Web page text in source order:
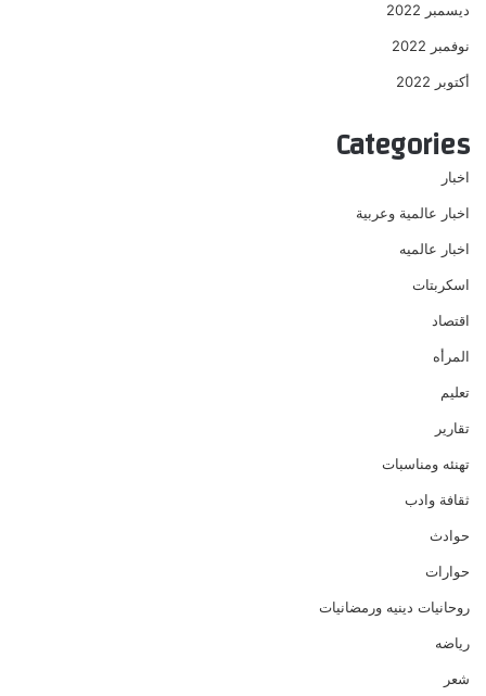
ديسمبر 2022
نوفمبر 2022
أكتوبر 2022
Categories
اخبار
اخبار عالمية وعربية
اخبار عالميه
اسكربتات
اقتصاد
المرأه
تعليم
تقارير
تهنئه ومناسبات
ثقافة وادب
حوادث
حوارات
روحانيات دينيه ورمضانيات
رياضه
شعر